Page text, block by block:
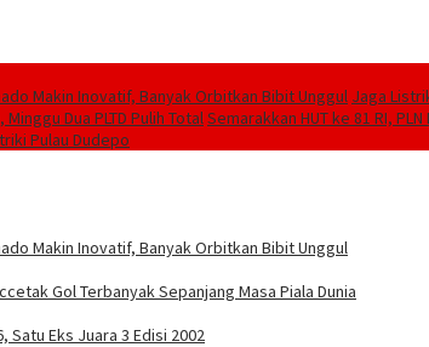
Makin Inovatif, Banyak Orbitkan Bibit Unggul Jaga
Dua PLTD Pulih TotalSemarakkan HUT ke 81 RI,
Pulau Dudepo
Makin Inovatif, Banyak Orbitkan Bibit Unggul
Gol Terbanyak Sepanjang Masa Piala Dunia
Satu Eks Juara 3 Edisi 2002